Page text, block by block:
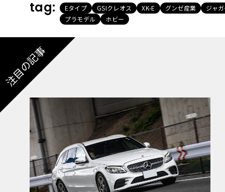
tag: Eタイプ GSIクレオス XK-E グンゼ産業
ジャ
プラモデル
ホビー
注目の記事